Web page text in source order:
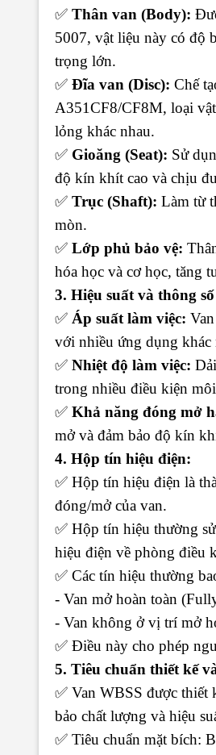
✅ Thân van (Body):
5007, vật liệu này có độ
trọng lớn.
✅ Đĩa van (Disc): Chế
A351CF8/CF8M, loại
lỏng khác nhau.
✅ Gioăng (Seat): Sử
độ kín khít cao và chịu
✅ Trục (Shaft): Làm từ
mòn.
✅ Lớp phủ bảo vệ:
hóa học và cơ học, tăng
3. Hiệu suất và thông
✅ Áp suất làm việc:
với nhiều ứng dụng khác
✅ Nhiệt độ làm việc:
trong nhiều điều kiện
✅ Khả năng đóng mở
mở và đảm bảo độ kín
4. Hộp tín hiệu điện:
✅ Hộp tín hiệu điện là
đóng/mở của van.
✅ Hộp tín hiệu thường
hiệu điện về phòng điều
✅ Các tín hiệu thường
- Van mở hoàn toàn
- Van không ở vị trí mở
✅ Điều này cho phép
5. Tiêu chuẩn thiết kế
✅ Van WBSS được thiết
bảo chất lượng và hiệu
✅ Tiêu chuẩn mặt bích: